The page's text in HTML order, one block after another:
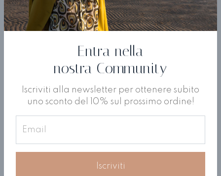
Entra nella
nostra Community
Iscriviti alla newsletter per ottenere subito
uno sconto del 10% sul prossimo ordine!
Iscriviti